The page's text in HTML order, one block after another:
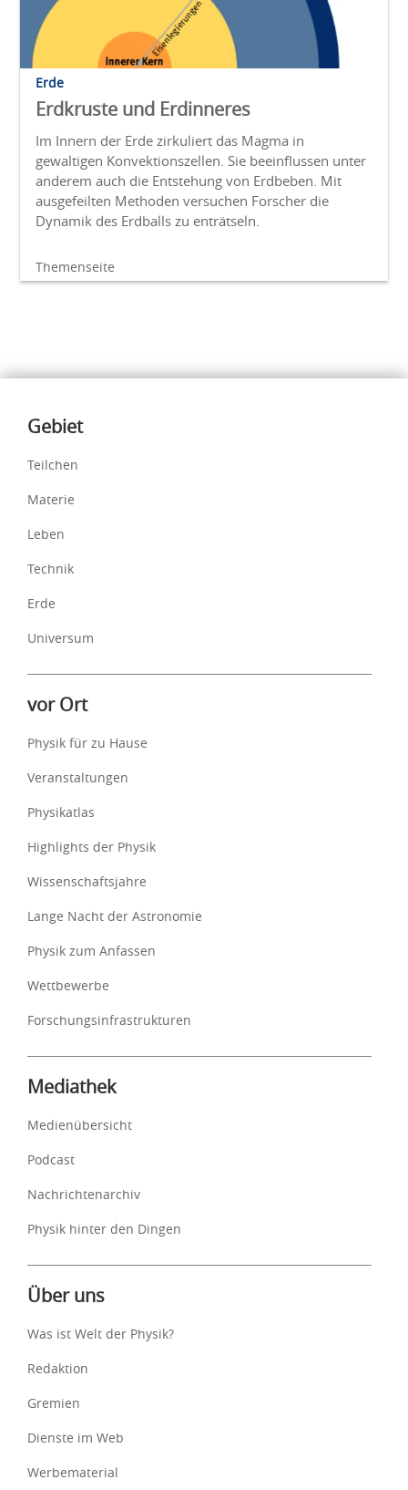
Erde
Erdkruste und Erdinneres
Im Innern der Erde zirkuliert das Magma in
gewaltigen Konvektionszellen. Sie beeinflussen unter
anderem auch die Entstehung von Erdbeben. Mit
ausgefeilten Methoden versuchen Forscher die
Dynamik des Erdballs zu enträtseln.
Themenseite
Inhalte
Gebiet
Teilchen
Materie
Leben
Technik
Erde
Universum
vor Ort
Physik für zu Hause
Veranstaltungen
Physikatlas
Highlights der Physik
Wissenschaftsjahre
Lange Nacht der Astronomie
Physik zum Anfassen
Wettbewerbe
Forschungsinfrastrukturen
Mediathek
Medienübersicht
Podcast
Nachrichtenarchiv
Physik hinter den Dingen
Über uns
Was ist Welt der Physik?
Redaktion
Gremien
Dienste im Web
Werbematerial